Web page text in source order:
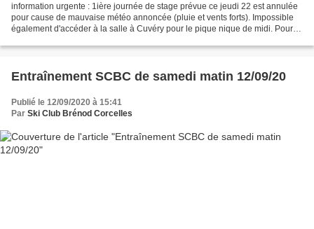
information urgente : 1ière journée de stage prévue ce jeudi 22 est annulée
pour cause de mauvaise météo annoncée (pluie et vents forts). Impossible
également d'accéder à la salle à Cuvéry pour le pique nique de midi. Pour
Entraînement SCBC de samedi matin 12/09/20
Publié le 12/09/2020 à 15:41
Par Ski Club Brénod Corcelles